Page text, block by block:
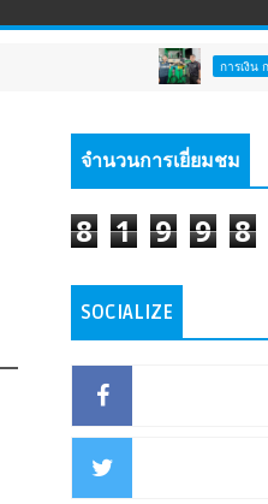
การเงิน การลงทุน
จำนวนการเยี่ยมชม
8 1 9 9 8
SOCIALIZE